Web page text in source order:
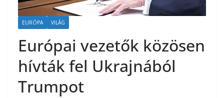
EURÓPA VILÁG
Európai vezetők közösen
hívták fel Ukrajnából
Trumpot